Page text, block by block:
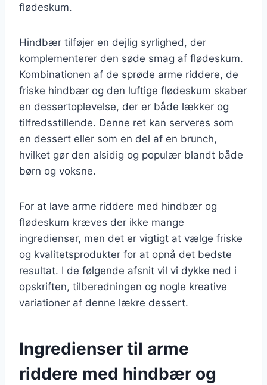
flødeskum.
Hindbær tilføjer en dejlig syrlighed, der
komplementerer den søde smag af flødeskum.
Kombinationen af de sprøde arme riddere, de
friske hindbær og den luftige flødeskum skaber
en dessertoplevelse, der er både lækker og
tilfredsstillende. Denne ret kan serveres som
en dessert eller som en del af en brunch,
hvilket gør den alsidig og populær blandt både
børn og voksne.
For at lave arme riddere med hindbær og
flødeskum kræves der ikke mange
ingredienser, men det er vigtigt at vælge friske
og kvalitetsprodukter for at opnå det bedste
resultat. I de følgende afsnit vil vi dykke ned i
opskriften, tilberedningen og nogle kreative
variationer af denne lækre dessert.
Ingredienser til arme
riddere med hindbær og